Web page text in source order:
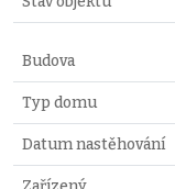
Budova
Typ domu
Datum nastěhování